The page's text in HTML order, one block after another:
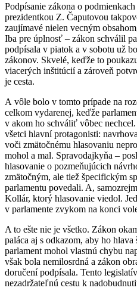
Podpísanie zákona o
prezidentkou Z. Čaputovou
zaujímavé nielen vecným
Iba pre úplnosť – zákon schválil
podpísala v piatok a v sobotu už
zákonov. Skvelé, keďže to
viacerých inštitúcií a zároveň
je cesta.
A vôle bolo v tomto prípade na
celkom vydarenej, keďže
v akom ho schváliť vôbec
všetci hlavní protagonisti:
voči zmätočnému hlasovaniu
mohol a mal. Spravodajkyňa –
hlasovanie o pozmeňujúcich
zmätočným, ale tiež špecifickým
parlamentu povedali. A,
Kollár, ktorý hlasovanie viedol.
v parlamente zvykom na konci
A to ešte nie je všetko. Zákon
paláca aj s odkazom, aby ho hlava
parlament mohol vlastnú chybu
však bola nemilosrdná a zákon
doručení podpísala. Tento
nezadržateľnú cestu k